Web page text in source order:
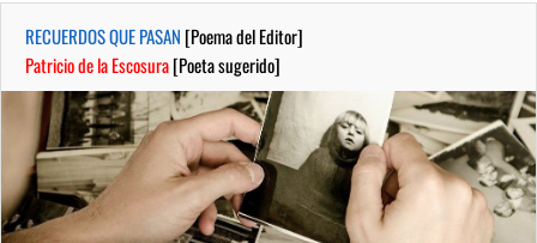
RECUERDOS QUE PASAN [Poema del Editor]
Patricio de la Escosura[Poeta sugerido]